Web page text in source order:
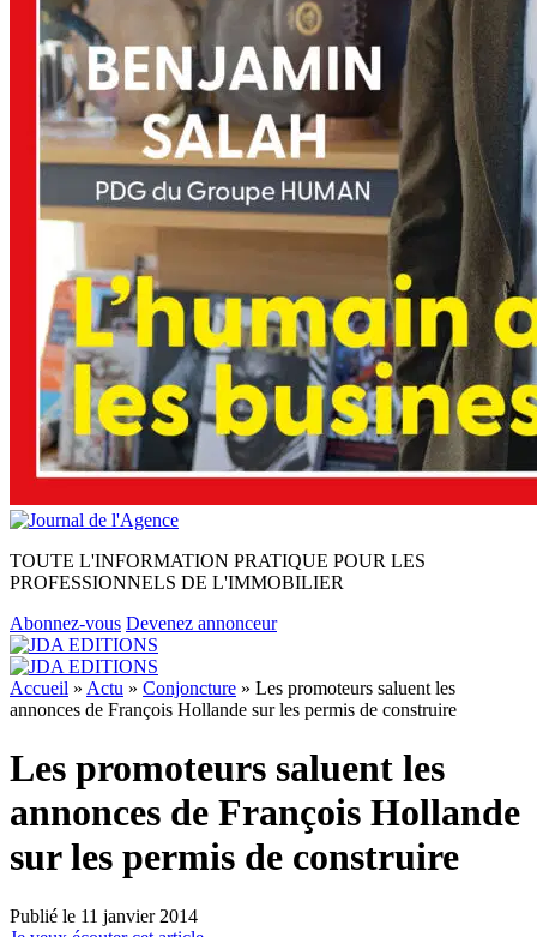
TOUTE L'INFORMATION PRATIQUE POUR LES
PROFESSIONNELS DE L'IMMOBILIER
Abonnez-vous Devenez annonceur
Accueil » Actu » Conjoncture » Les promoteurs saluent les
annonces de François Hollande sur les permis de construire
Les promoteurs saluent les
annonces de François Hollande
sur les permis de construire
Publié le 11 janvier 2014